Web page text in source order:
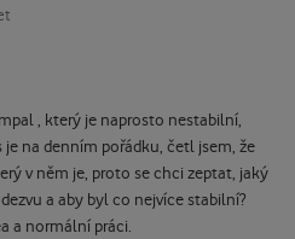
, který je naprosto nestabilní,
na denním pořádku, četl jsem, že
v něm je, proto se chci zeptat, jaký
a aby byl co nejvíce stabilní?
a normální práci.